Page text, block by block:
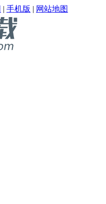
| 手机版 | 网站地图